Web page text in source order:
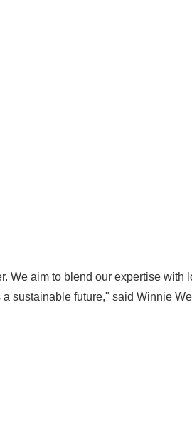
We aim to blend our expertise with
sustainable future," said Winnie